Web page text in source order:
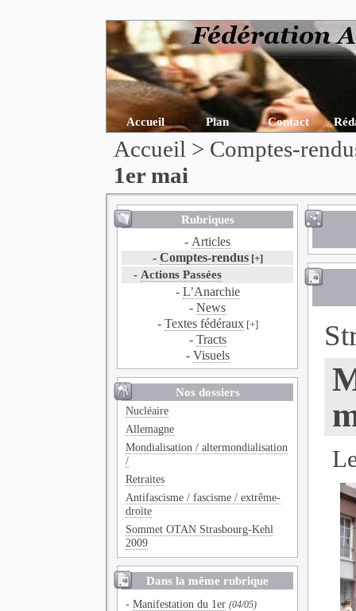
Accueil Plan Contact
Accueil > Comptes-
1er mai
Rubriques
- Articles
- Comptes-rendus[+]
- Actions Passées
- L’Anarchie
-News
- Textes fédéraux[+]
- Tracts
- Visuels
Nos dossiers
Nucléaire
Allemagne
Mondialisation / altermondialisation
/
Retraites
Antifascisme / fascisme / extrême-
droite
Sommet OTAN Strasbourg-Kehl
2009
Dans la même rubrique
-Manifestation du 1er (04/05)